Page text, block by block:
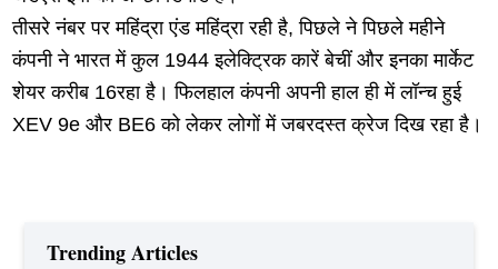
तीसरे नंबर पर महिंद्रा एंड महिंद्रा रही है, पिछले ने पिछले महीने
कंपनी ने भारत में कुल 1944 इलेक्ट्रिक कारें बेचीं और इनका मार्केट
शेयर करीब 16रहा है। फिलहाल कंपनी अपनी हाल ही में लॉन्च हुई
XEV 9e और BE6 को लेकर लोगों में जबरदस्त क्रेज दिख रहा है।
Trending Articles